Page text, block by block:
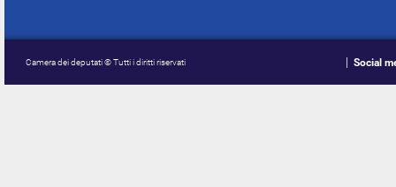
Camera dei deputati © Tutti i diritti riservati Social